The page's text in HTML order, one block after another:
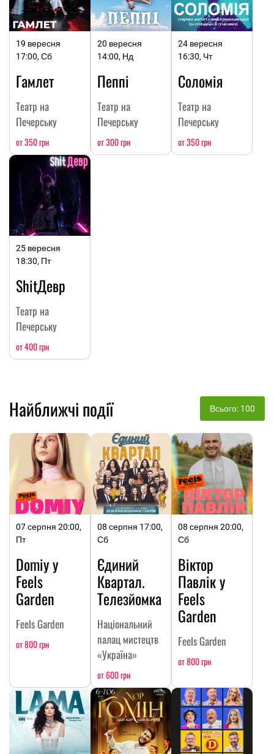
19 вересня
17:00, Сб
Гамлет
Театр на
Печерську
от 350 грн
20 вересня
14:00, Нд
Пеппі
Театр на
Печерську
от 300 грн
24 вересня
16:30, Чт
Соломія
Театр на
Печерську
от 350 грн
25 вересня
18:30, Пт
ShitДевр
Театр на
Печерську
от 400 грн
Найближчі події Всього: 100
07 серпня 20:00,
Пт
Domiy у
Feels
Garden
Feels Garden
от 800 грн
08 серпня 17:00,
Сб
Єдиний
Квартал.
Телезйомка
Національний
палац мистецтв
«Україна»
от 600 грн
08 серпня 20:00,
Сб
Віктор
Павлік у
Feels
Garden
Feels Garden
от 800 грн